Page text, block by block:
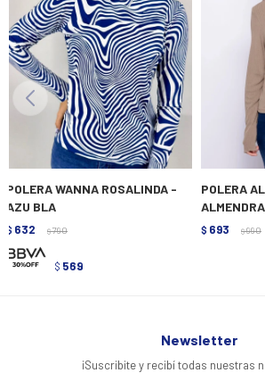
POLERA WANNA ROSALINDA -
AZU BLA
$ 632 $ 790
$ 569
POLERA
ALMENDRA
$ 693 $ 990
Newsletter
¡Suscribite y recibí todas nuestras